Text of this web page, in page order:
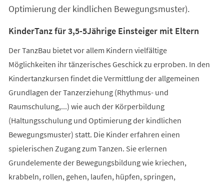
Optimierung der kindlichen Bewegungsmuster).
KinderTanz für 3,5-5Jährige Einsteiger mit Eltern
Der TanzBau bietet vor allem Kindern vielfältige
Möglichkeiten ihr tänzerisches Geschick zu erproben. In den
Kindertanzkursen findet die Vermittlung der allgemeinen
Grundlagen der Tanzerziehung (Rhythmus- und
Raumschulung,...) wie auch der Körperbildung
(Haltungsschulung und Optimierung der kindlichen
Bewegungsmuster) statt. Die Kinder erfahren einen
spielerischen Zugang zum Tanzen. Sie erlernen
Grundelemente der Bewegungsbildung wie kriechen,
krabbeln, rollen, gehen, laufen, hüpfen, springen,